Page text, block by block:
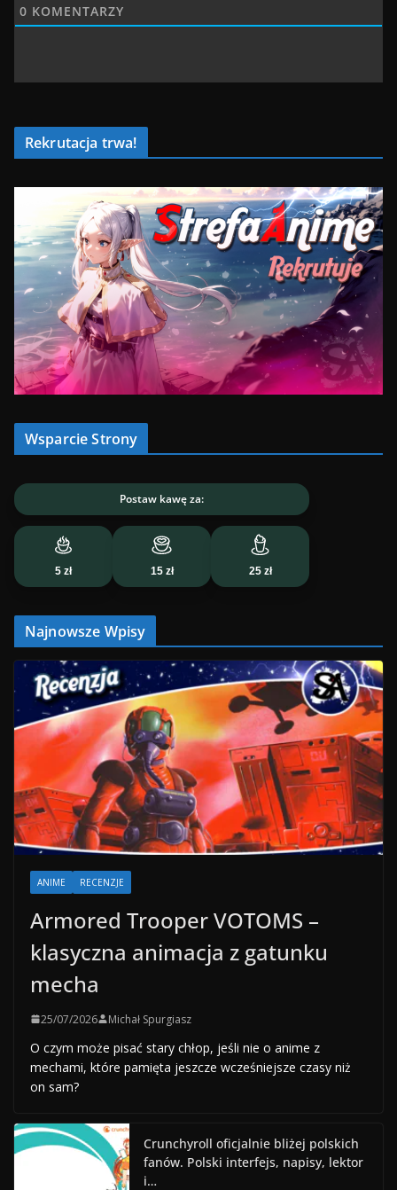
0 KOMENTARZY
Rekrutacja trwa!
Wsparcie Strony
Postaw kawę za:
5 zł 15 zł 25 zł
Najnowsze Wpisy
ANIME RECENZJE
Armored Trooper VOTOMS –
klasyczna animacja z gatunku
mecha
25/07/2026 Michał Spurgiasz
O czym może pisać stary chłop, jeśli nie o anime z
mechami, które pamięta jeszcze wcześniejsze czasy niż
on sam?
Crunchyroll oficjalnie bliżej polskich
fanów. Polski interfejs, napisy, lektor
i…